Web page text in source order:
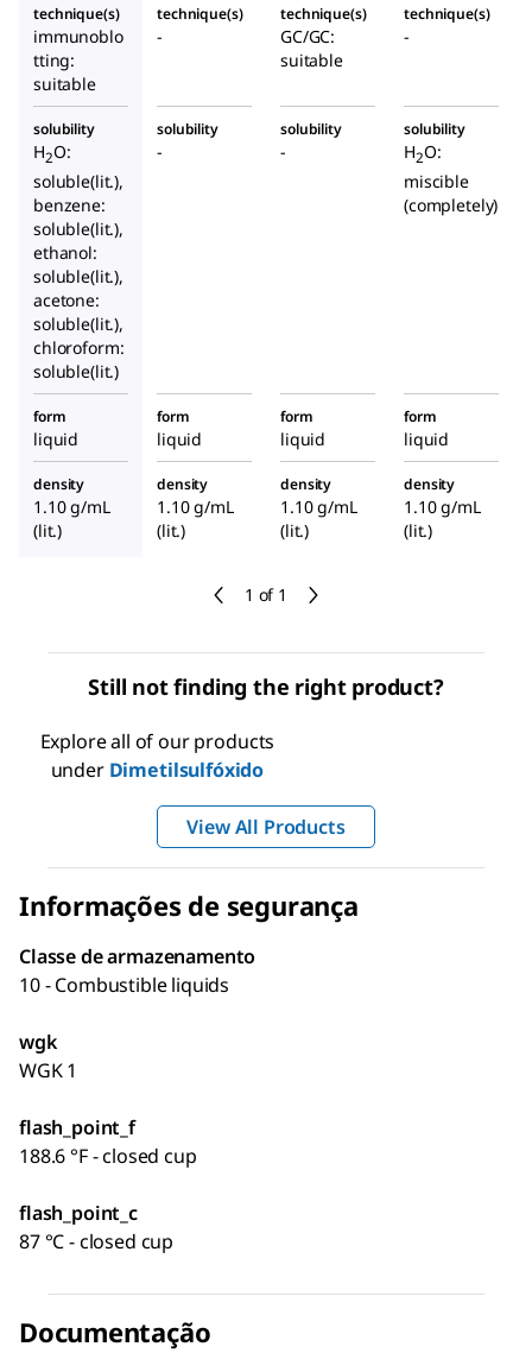
1 of 1
technique(s)
immunoblo
tting:
suitable
technique(s)
-
technique(s)
GC/GC:
suitable
technique(s)
-
solubility
H2O:
soluble(lit.),
benzene:
soluble(lit.),
ethanol:
soluble(lit.),
acetone:
soluble(lit.),
chloroform:
soluble(lit.)
solubility
-
solubility
-
solubility
H2O:
miscible
(completely)
form
liquid
form
liquid
form
liquid
form
liquid
density
1.10 g/mL
(lit.)
density
1.10 g/mL
(lit.)
density
1.10 g/mL
(lit.)
density
1.10 g/mL
(lit.)
Still not finding the right product?
Explore all of our products
under Dimetilsulfóxido
View All Products
Informações de segurança
Classe de armazenamento
10 - Combustible liquids
wgk
WGK 1
flash_point_f
188.6 °F - closed cup
flash_point_c
87 °C - closed cup
Documentação